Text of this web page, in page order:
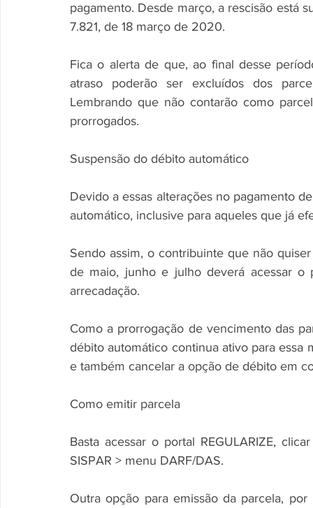
pagamento. Desde março, a rescisão está
7.821, de 18 março de 2020.
Fica o alerta de que, ao final desse
atraso poderão ser excluídos dos
Lembrando que não contarão como
prorrogados.
Suspensão do débito automático
Devido a essas alterações no pagamento
automático, inclusive para aqueles que já
Sendo assim, o contribuinte que não
de maio, junho e julho deverá acessar o
arrecadação.
Como a prorrogação de vencimento das
débito automático continua ativo para essa
e também cancelar a opção de débito em
Como emitir parcela
Basta acessar o portal REGULARIZE,
SISPAR > menu DARF/DAS.
Outra opção para emissão da parcela,